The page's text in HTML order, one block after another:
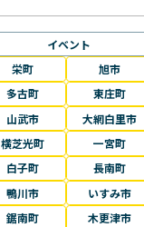
イベント
栄町
旭市
多古町
東庄町
山武市
大網白里市
横芝光町
一宮町
白子町
長南町
鴨川市
いすみ市
鋸南町
木更津市